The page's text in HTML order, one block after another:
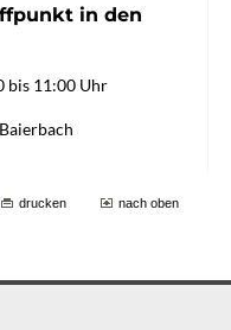
drucken nach oben